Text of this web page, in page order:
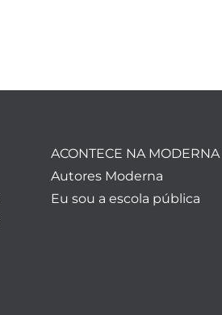
ACONTECE NA MODERNA
Autores Moderna
Eu sou a escola pública